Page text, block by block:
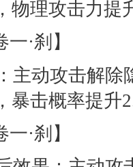
物理攻击力提
·刹】
动攻击解除
暴击概率提升
·刹】